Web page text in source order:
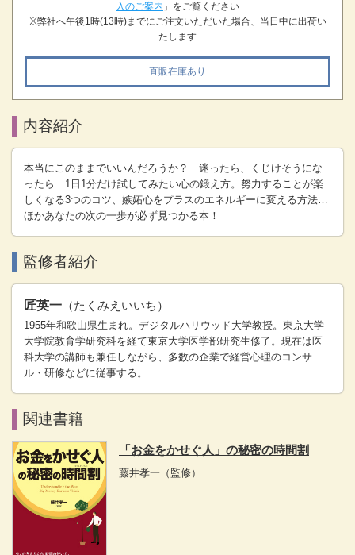
入のご案内 」をご覧ください
※弊社へ午後1時(13時)までにご注文いただいた場合、当日中に出荷い
たします
直販在庫あり
内容紹介
本当にこのままでいいんだろうか？ 迷ったら、くじけそうにな
ったら…1日1分だけ試してみたい心の鍛え方。努力することが楽
しくなる3つのコツ、嫉妬心をプラスのエネルギーに変える方法…
ほかあなたの次の一歩が必ず見つかる本！
監修者紹介
匠英一 （たくみえいいち）
1955年和歌山県生まれ。デジタルハリウッド大学教授。東京大学
大学院教育学研究科を経て東京大学医学部研究生修了。現在は医
科大学の講師も兼任しながら、多数の企業で経営心理のコンサ
ル・研修などに従事する。
関連書籍
「お金をかせぐ人」の秘密の時間割
藤井孝一 （監修）